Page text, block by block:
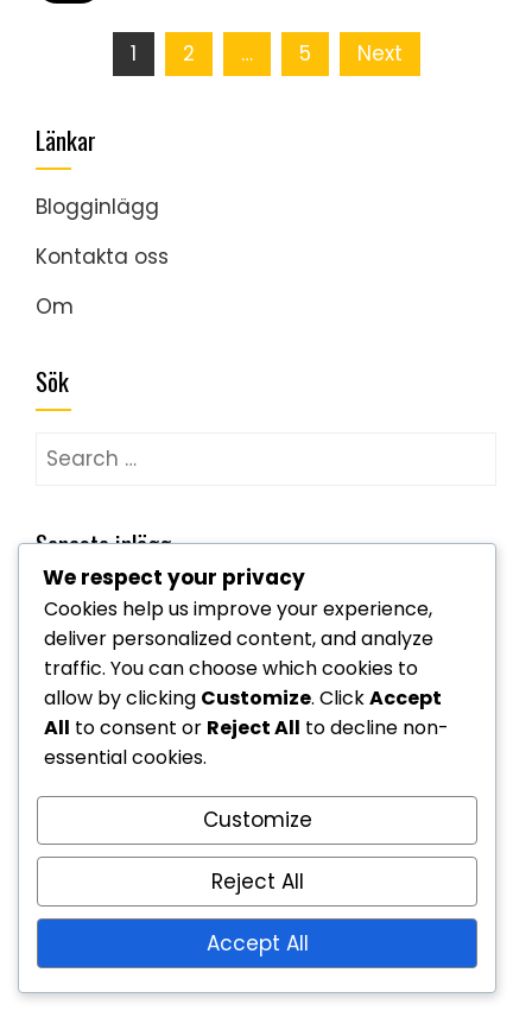
Posts
pagination
1 2 … 5 Next
Länkar
Blogginlägg
Kontakta oss
Om
Sök
Search
Senaste inlägg
Rullstolstennis: Utrustningsbegränsningar,
Spelarbehörighet, Matchregler
Rullstolstennis: Klassificeringskommittéer,
Beslutsprocesser, Tillsyn
Testprocedurer, Efterlevnad
Rullstolstennis: Tiebreak-regler, Spelformat,
Rullstolstennis: Spelarens uppträdande,
Regelöverträdelser, Straffar
We respect your privacy
Cookies help us improve your experience,
deliver personalized content, and analyze
traffic. You can choose which cookies to
allow by clicking Customize. ClickAccept
All to consent or Reject All to decline non-
essential cookies.
Customize
Reject All
Accept All